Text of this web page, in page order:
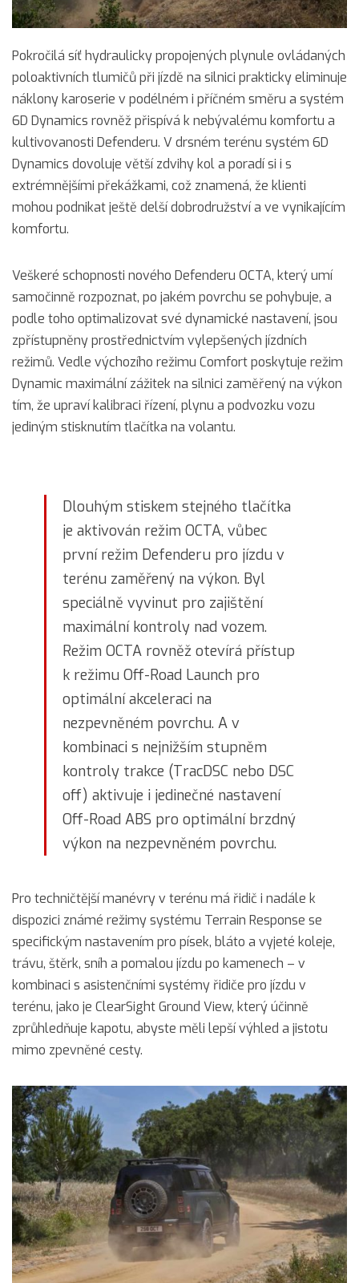
Pokročilá síť hydraulicky propojených plynule ovládaných
poloaktivních tlumičů při jízdě na silnici prakticky eliminuje
náklony karoserie v podélném i příčném směru a systém
6D Dynamics rovněž přispívá k nebývalému komfortu a
kultivovanosti Defenderu. V drsném terénu systém 6D
Dynamics dovoluje větší zdvihy kol a poradí si i s
extrémnějšími překážkami, což znamená, že klienti
mohou podnikat ještě delší dobrodružství a ve vynikajícím
komfortu.
Veškeré schopnosti nového Defenderu OCTA, který umí
samočinně rozpoznat, po jakém povrchu se pohybuje, a
podle toho optimalizovat své dynamické nastavení, jsou
zpřístupněny prostřednictvím vylepšených jízdních
režimů. Vedle výchozího režimu Comfort poskytuje režim
Dynamic maximální zážitek na silnici zaměřený na výkon
tím, že upraví kalibraci řízení, plynu a podvozku vozu
jediným stisknutím tlačítka na volantu.
Dlouhým stiskem stejného tlačítka
je aktivován režim OCTA, vůbec
první režim Defenderu pro jízdu v
terénu zaměřený na výkon. Byl
speciálně vyvinut pro zajištění
maximální kontroly nad vozem.
Režim OCTA rovněž otevírá přístup
k režimu Off-Road Launch pro
optimální akceleraci na
nezpevněném povrchu. A v
kombinaci s nejnižším stupněm
kontroly trakce (TracDSC nebo DSC
off) aktivuje i jedinečné nastavení
Off-Road ABS pro optimální brzdný
výkon na nezpevněném povrchu.
Pro techničtější manévry v terénu má řidič i nadále k
dispozici známé režimy systému Terrain Response se
specifickým nastavením pro písek, bláto a vyjeté koleje,
trávu, štěrk, sníh a pomalou jízdu po kamenech – v
kombinaci s asistenčními systémy řidiče pro jízdu v
terénu, jako je ClearSight Ground View, který účinně
zprůhledňuje kapotu, abyste měli lepší výhled a jistotu
mimo zpevněné cesty.